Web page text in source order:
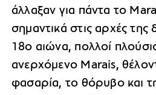
άλλαξαν για πάντα το
σημαντικά στις αρχές της
18ο αιώνα, πολλοί
ανερχόμενο Marais,
φασαρία, το θόρυβο και